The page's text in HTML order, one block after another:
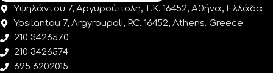
Υψηλάντου 7, Αργυρούπολη, Τ.Κ. 16452, Αθήνα, Ελλάδα
Ypsilantou 7, Argyroupoli, P.C. 16452, Athens. Greece
210 3426570
210 3426574
695 6202015